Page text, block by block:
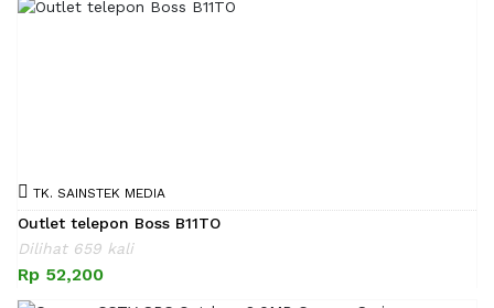
TK. SAINSTEK MEDIA
Outlet telepon Boss B11TO
Dilihat 659 kali
Rp 52,200